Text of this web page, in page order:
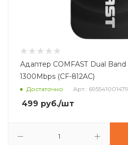
Адаптер COMFAST Dual
1300Mbps (CF-812AC)
Достаточно Арт.:
499 руб./шт